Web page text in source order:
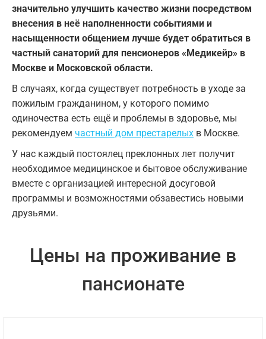
значительно улучшить качество жизни посредством
внесения в неё наполненности событиями и
насыщенности общением лучше будет обратиться в
частный санаторий для пенсионеров «Медикейр» в
Москве и Московской области.
В случаях, когда существует потребность в уходе за
пожилым гражданином, у которого помимо
одиночества есть ещё и проблемы в здоровье, мы
рекомендуем частный дом престарелых в Москве.
У нас каждый постоялец преклонных лет получит
необходимое медицинское и бытовое обслуживание
вместе с организацией интересной досуговой
программы и возможностями обзавестись новыми
друзьями.
Цены на проживание в
пансионате